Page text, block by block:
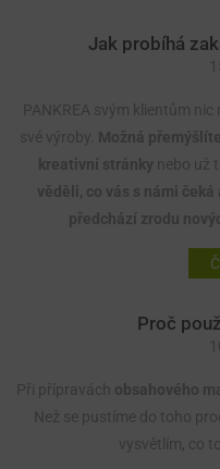
Jak probíhá
PANKREA svým klientům
své výroby. Možná
kreativní stránky nebo už
věděli, co vás s námi
předchází zrodu
Proč
Při přípravách obsahového
Než se pustíme do toho
vysvětlím, co